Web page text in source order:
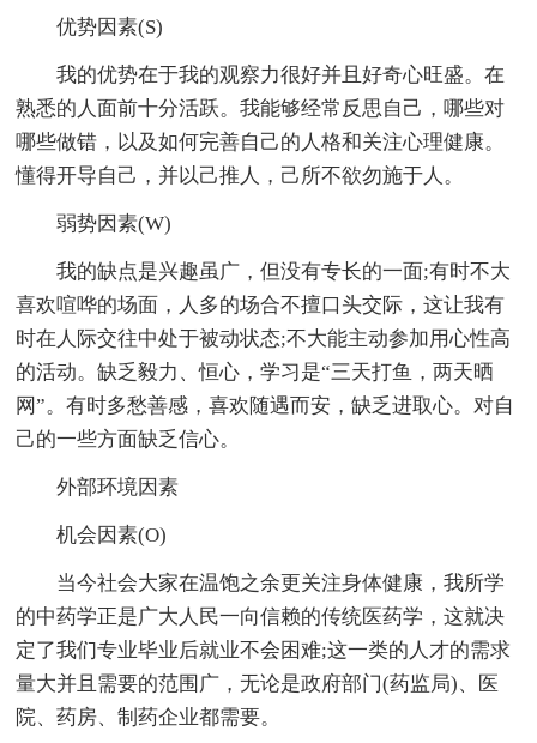
优势因素(S)
我的优势在于我的观察力很好并且好奇心旺盛。在
熟悉的人面前十分活跃。我能够经常反思自己，哪些对
哪些做错，以及如何完善自己的人格和关注心理健康。
懂得开导自己，并以己推人，己所不欲勿施于人。
弱势因素(W)
我的缺点是兴趣虽广，但没有专长的一面;有时不大
喜欢喧哗的场面，人多的场合不擅口头交际，这让我有
时在人际交往中处于被动状态;不大能主动参加用心性高
的活动。缺乏毅力、恒心，学习是“三天打鱼，两天晒
网”。有时多愁善感，喜欢随遇而安，缺乏进取心。对自
己的一些方面缺乏信心。
外部环境因素
机会因素(O)
当今社会大家在温饱之余更关注身体健康，我所学
的中药学正是广大人民一向信赖的传统医药学，这就决
定了我们专业毕业后就业不会困难;这一类的人才的需求
量大并且需要的范围广，无论是政府部门(药监局)、医
院、药房、制药企业都需要。